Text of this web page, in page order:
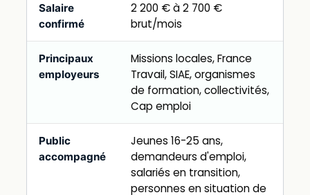
Salaire
confirmé
2 200 € à 2 700 €
brut/mois
Principaux
employeurs
Missions locales, France
Travail, SIAE, organismes
de formation, collectivités,
Cap emploi
Public
accompagné
Jeunes 16-25 ans,
demandeurs d'emploi,
salariés en transition,
personnes en situation de